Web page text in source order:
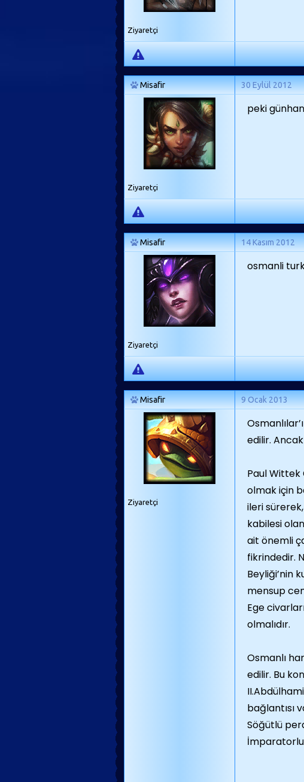
Ziyaretçi
Misafir 30 Eylül 2012
Ziyaretçi
peki
Misafir 14 Kasım 2012
Ziyaretçi
osmanli
Misafir 9 Ocak 2013
Ziyaretçi
edilir.
Paul Wittek
olmak için
ileri
kabilesi
ait önemli
fikrindedir.
Beyliği’nin
mensup
Ege
olmalıdır.
Osmanlı
edilir. Bu
bağlantısı
Söğütlü